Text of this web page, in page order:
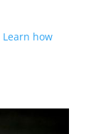
Learn how